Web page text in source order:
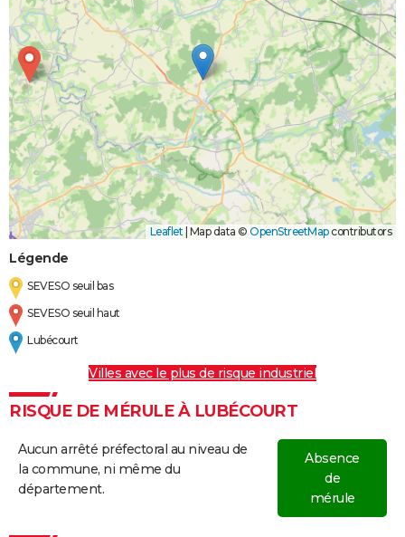
Leaflet Map data © OpenStreetMapcontributors
Légende
SEVESO seuil bas
SEVESO seuil haut
Lubécourt
Villes avec le plus de risque industriel
RISQUE DE MÉRULE À LUBÉCOURT
Aucun arrêté préfectoral au niveau de
la commune, ni même du
département.
Absence
de
mérule